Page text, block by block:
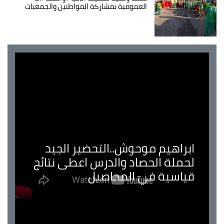
العمومية بمشاركة المواطنين والجمعيات
ابراهيم موحوش..التحضير الجيد
لحملة الحصاد والدرس اعطى نتائج
قياسية في المحاصيل